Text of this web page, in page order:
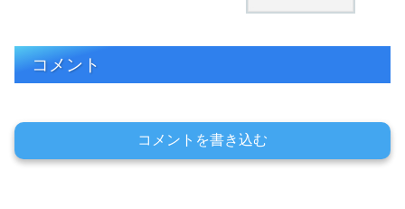
コメント
コメントを書き込む